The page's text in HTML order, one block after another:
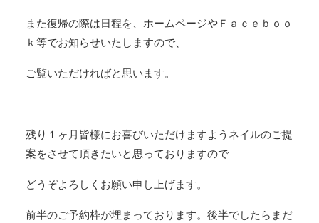
また復帰の際は日程を、ホームページやＦａｃｅｂｏｏ
ｋ等でお知らせいたしますので、
ご覧いただければと思います。
残り１ヶ月皆様にお喜びいただけますようネイルのご提
案をさせて頂きたいと思っておりますので
どうぞよろしくお願い申し上げます。
前半のご予約枠が埋まっております。後半でしたらまだ